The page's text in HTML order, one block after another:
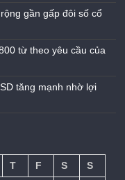
gần gấp đôi số cổ
từ theo yêu cầu của
tăng mạnh nhờ lợi
T F S
S